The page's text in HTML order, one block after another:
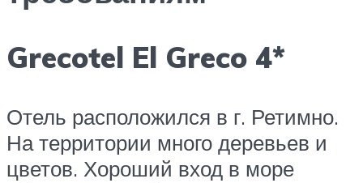
Grecotel El Greco 4*
Отель расположился в г. Ретимно.
На территории много деревьев и
цветов. Хороший вход в море